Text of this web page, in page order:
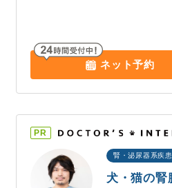
ネット予約
PR
腎・泌尿器系疾患
犬・猫の腎